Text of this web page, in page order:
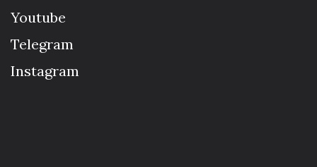
Youtube
Telegram
Instagram